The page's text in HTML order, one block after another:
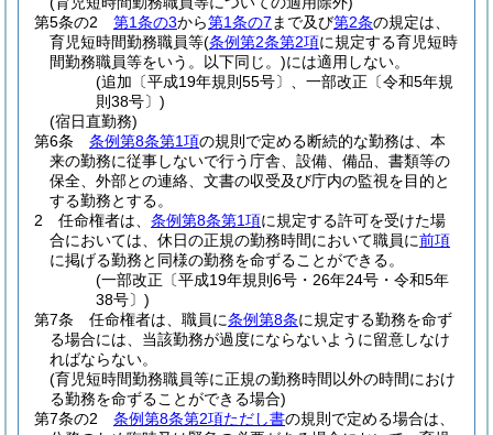
第5条の2
第1条の3から第1条の7 まで及び第2条の規定は、
育児短時間勤務職員等(条例第2条第2項に規定する育児短時
間勤務職員等をいう。以下同じ。)には適用しない。
(追加〔平成19年規則55号〕、一部改正〔令和5年規
則38号〕)
(宿日直勤務)
第6条
条例第8条第1項の規則で定める断続的な勤務は、本
来の勤務に従事しないで行う庁舎、設備、備品、書類等の
保全、外部との連絡、文書の収受及び庁内の監視を目的と
する勤務とする。
2
任命権者は、 条例第8条第1項に規定する許可を受けた場
合においては、休日の正規の勤務時間において職員に前項
に掲げる勤務と同様の勤務を命ずることができる。
(一部改正〔平成19年規則6号・26年24号・令和5年
38号〕)
第7条
任命権者は、職員に条例第8条に規定する勤務を命ず
る場合には、当該勤務が過度にならないように留意しなけ
ればならない。
(育児短時間勤務職員等に正規の勤務時間以外の時間におけ
る勤務を命ずることができる場合)
第7条の2
条例第8条第2項ただし書の規則で定める場合は、